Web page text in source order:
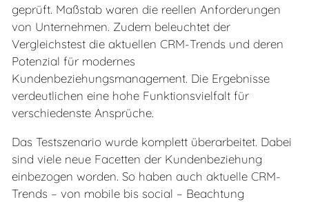
geprüft. Maßstab waren die reellen Anforderungen
von Unternehmen. Zudem beleuchtet der
Vergleichstest die aktuellen CRM-Trends und deren
Potenzial für modernes
Kundenbeziehungsmanagement. Die Ergebnisse
verdeutlichen eine hohe Funktionsvielfalt für
verschiedenste Ansprüche.
Das Testszenario wurde komplett überarbeitet. Dabei
sind viele neue Facetten der Kundenbeziehung
einbezogen worden. So haben auch aktuelle CRM-
Trends – von mobile bis social – Beachtung